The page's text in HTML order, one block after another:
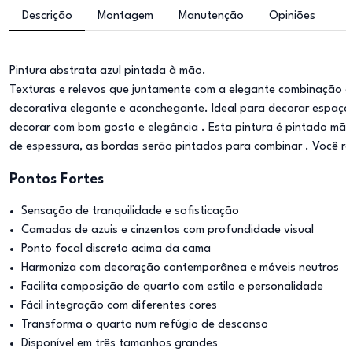
Descrição Montagem Manutenção Opiniões
Pintura abstrata azul pintada à mão.
Texturas e relevos que juntamente com a elegante
decorativa elegante e aconchegante. Ideal para decorar
decorar com bom gosto e elegância . Esta pintura é pintado
de espessura, as bordas serão pintados para combinar . Você
Pontos Fortes
Sensação de tranquilidade e sofisticação
Camadas de azuis e cinzentos com profundidade visual
Ponto focal discreto acima da cama
Harmoniza com decoração contemporânea e móveis neutros
Facilita composição de quarto com estilo e personalidade
Fácil integração com diferentes cores
Transforma o quarto num refúgio de descanso
Disponível em três tamanhos grandes